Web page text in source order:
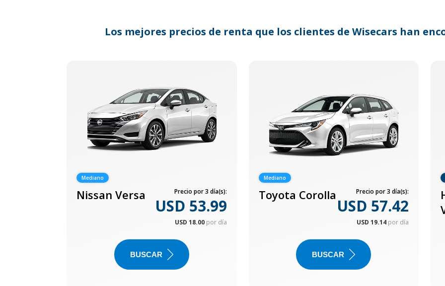
key
Los mejores precios de renta que los clientes de Wisecars han
Mediano
Nissan Versa Precio por 3 día(s):
USD 53.99
USD 18.00 por día
BUSCAR
Mediano
Toyota Corolla Precio por 3 día(s):
USD 57.42
USD 19.14 por día
BUSCAR